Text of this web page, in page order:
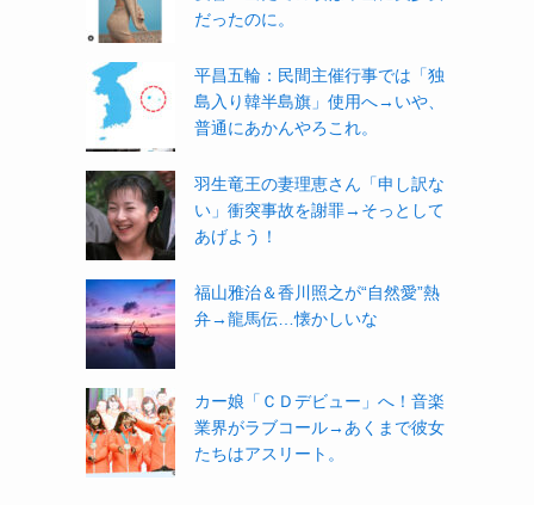
だったのに。
平昌五輪：民間主催行事では「独
島入り韓半島旗」使用へ→いや、
普通にあかんやろこれ。
羽生竜王の妻理恵さん「申し訳な
い」衝突事故を謝罪→そっとして
あげよう！
福山雅治＆香川照之が“自然愛”熱
弁→龍馬伝…懐かしいな
カー娘「ＣＤデビュー」へ！音楽
業界がラブコール→あくまで彼女
たちはアスリート。